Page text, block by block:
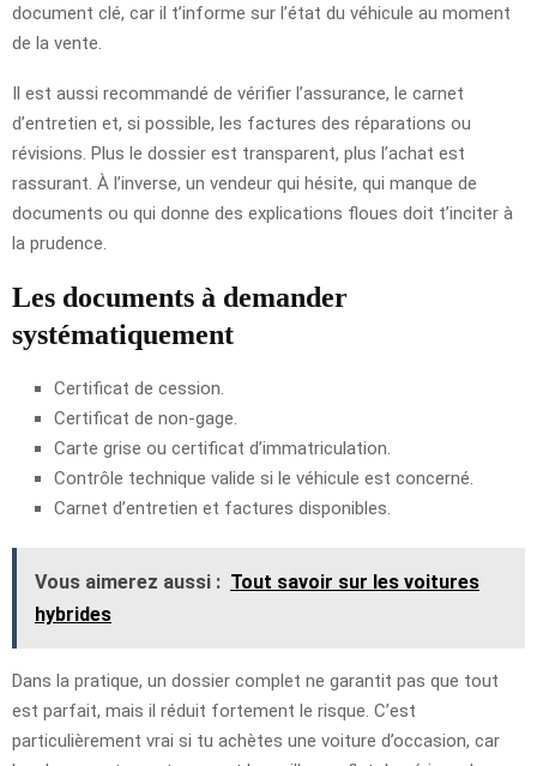
document clé, car il t’informe sur l’état du véhicule au moment
de la vente.
Il est aussi recommandé de vérifier l’assurance, le carnet
d’entretien et, si possible, les factures des réparations ou
révisions. Plus le dossier est transparent, plus l’achat est
rassurant. À l’inverse, un vendeur qui hésite, qui manque de
documents ou qui donne des explications floues doit t’inciter à
la prudence.
Les documents à demander
systématiquement
Certificat de cession.
Certificat de non-gage.
Carte grise ou certificat d’immatriculation.
Contrôle technique valide si le véhicule est concerné.
Carnet d’entretien et factures disponibles.
Vous aimerez aussi : Tout savoir sur les voitures
hybrides
Dans la pratique, un dossier complet ne garantit pas que tout
est parfait, mais il réduit fortement le risque. C’est
particulièrement vrai si tu achètes une voiture d’occasion, car